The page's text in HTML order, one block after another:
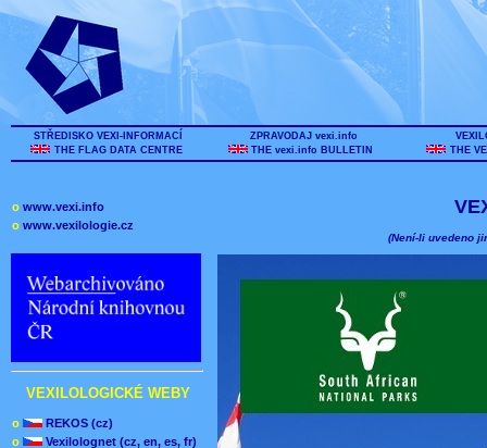
STŘEDISKO VEXI-INFORMACÍ
THE FLAG DATA CENTRE
ZPRAVODAJ vexi.info
THE vexi.info BULLETIN
THE
o www.vexi.info
o www.vexilologie.cz
VEXILOLOGICKÉ WEBY
o
REKOS (cz)
o
Vexilolognet (cz, en, es, fr)
(Není-li uvedeno